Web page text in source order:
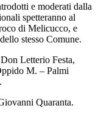
e moderati dalla
spetteranno al
di Melicucco, e
stesso Comune.
Letterio Festa,
M. – Palmi
Quaranta.